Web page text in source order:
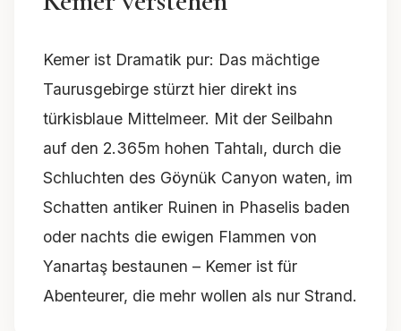
Kemer ist Dramatik pur: Das mächtige
Taurusgebirge stürzt hier direkt ins
türkisblaue Mittelmeer. Mit der Seilbahn
auf den 2.365m hohen Tahtalı, durch die
Schluchten des Göynük Canyon waten, im
Schatten antiker Ruinen in Phaselis baden
oder nachts die ewigen Flammen von
Yanartaş bestaunen – Kemer ist für
Abenteurer, die mehr wollen als nur Strand.